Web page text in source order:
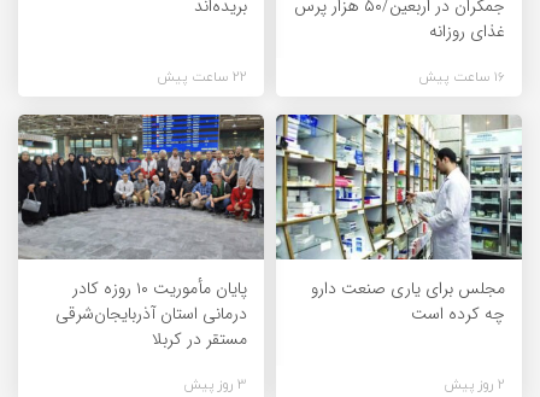
جمکران در اربعین/۵۰ هزار پرس
غذای روزانه
16 ساعت پیش
بریده‌اند
22 ساعت پیش
مجلس برای یاری صنعت دارو
چه کرده است
2 روز پیش
پایان مأموریت ۱۰ روزه کادر
درمانی استان آذربایجان‌شرقی
مستقر در کربلا
3 روز پیش